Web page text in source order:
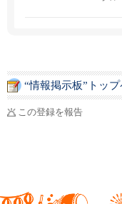
“情報掲示板”トッ
この登録を報告